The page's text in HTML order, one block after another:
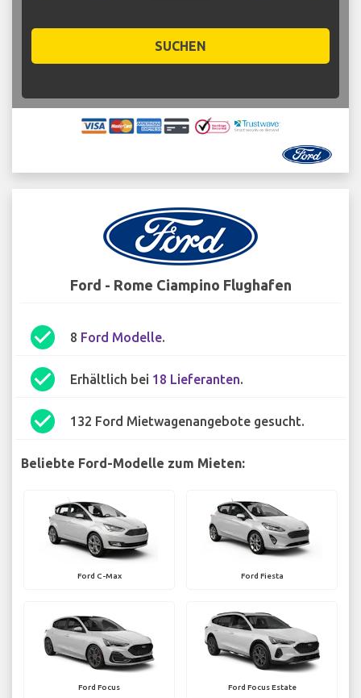
SUCHEN
Ford - Rome Ciampino Flughafen
check_circle 8 Ford Modelle.
check_circle Erhältlich bei 18 Lieferanten.
check_circle 132 Ford Mietwagenangebote gesucht.
Beliebte Ford-Modelle zum Mieten:
Ford C-Max Ford Fiesta
Ford Focus Ford Focus Estate